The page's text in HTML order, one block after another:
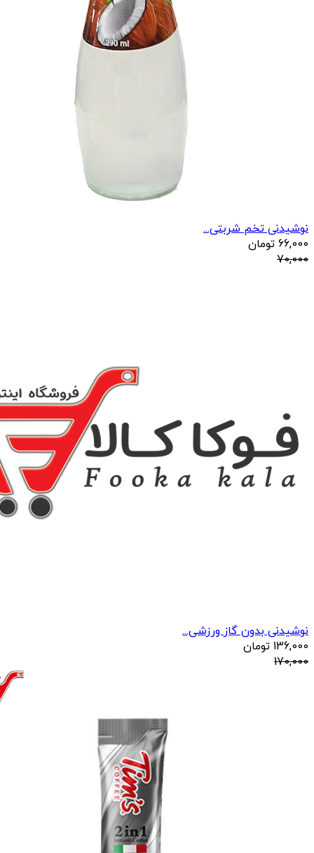
نوشیدنی تخم شربتی...
66,000 تومان
70,000
نوشیدنی بدون گاز ورزشی...
136,000 تومان
170,000